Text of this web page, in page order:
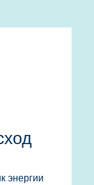
энергии